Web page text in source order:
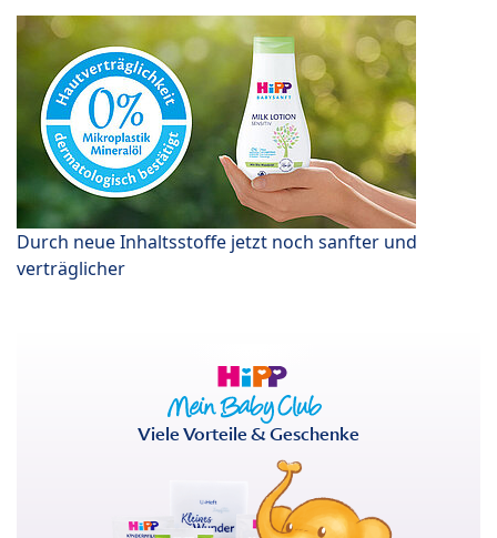
Durch neue Inhaltsstoffe jetzt noch sanfter und
verträglicher
Viele Vorteile & Geschenke